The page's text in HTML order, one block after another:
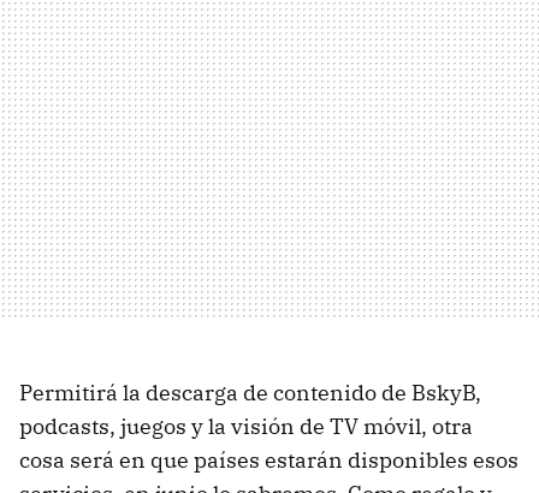
Permitirá la descarga de contenido de BskyB,
podcasts, juegos y la visión de TV móvil, otra
cosa será en que países estarán disponibles esos